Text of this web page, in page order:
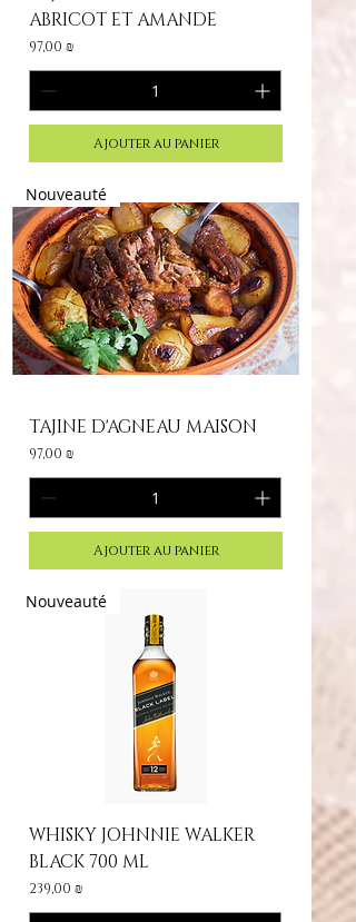
ABRICOT ET AMANDE
Prix
97,00 ₪
Ajouter au panier
Nouveauté
TAJINE D'AGNEAU MAISON
Prix
97,00 ₪
Ajouter au panier
Nouveauté
WHISKY JOHNNIE WALKER
BLACK 700 ML
Prix
239,00 ₪